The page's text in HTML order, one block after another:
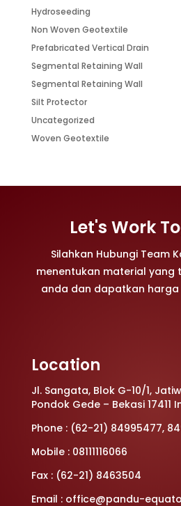
Hydroseeding
Non Woven Geotextile
Prefabricated Vertical Drain
Segmental Retaining Wall
Segmental Retaining Wall
Silt Protector
Uncategorized
Woven Geotextile
Let's Work
Silahkan Hubungi Team
menentukan material yang
anda dan dapatkan
Location
Jl. Sangata, Blok G-10/1,
Pondok Gede – Bekasi 17411
Phone : (62-21) 84995477,
Mobile : 08111116066
Fax : (62-21) 8463504
Email : office@pandu-